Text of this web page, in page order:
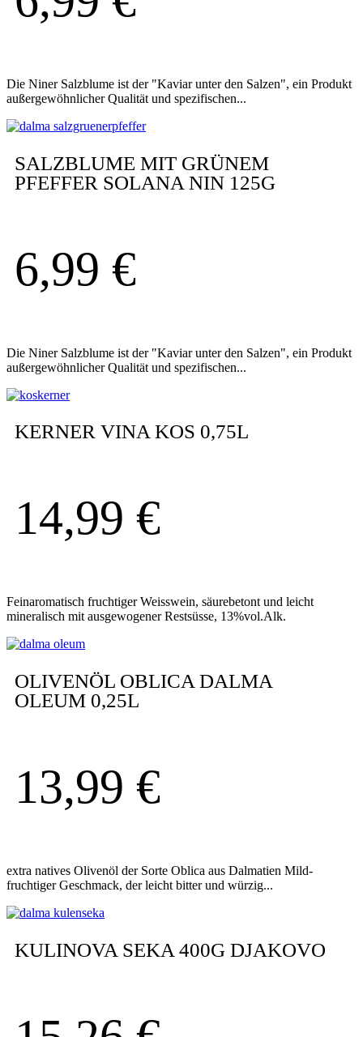
Die Niner Salzblume ist der "Kaviar unter den Salzen", ein Produkt
außergewöhnlicher Qualität und spezifischen...
SALZBLUME MIT GRÜNEM
PFEFFER SOLANA NIN 125G
6,99 €
Die Niner Salzblume ist der "Kaviar unter den Salzen", ein Produkt
außergewöhnlicher Qualität und spezifischen...
KERNER VINA KOS 0,75L
14,99 €
Feinaromatisch fruchtiger Weisswein, säurebetont und leicht
mineralisch mit ausgewogener Restsüsse, 13%vol.Alk.
OLIVENÖL OBLICA DALMA
OLEUM 0,25L
13,99 €
extra natives Olivenöl der Sorte Oblica aus Dalmatien Mild-
fruchtiger Geschmack, der leicht bitter und würzig...
KULINOVA SEKA 400G DJAKOVO